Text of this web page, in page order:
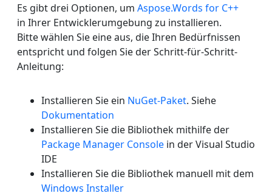
Es gibt drei Optionen, um Aspose.Words for C++
in Ihrer Entwicklerumgebung zu installieren.
Bitte wählen Sie eine aus, die Ihren Bedürfnissen
entspricht und folgen Sie der Schritt-für-Schritt-
Anleitung:
Installieren Sie ein NuGet-Paket. Siehe
Dokumentation
Installieren Sie die Bibliothek mithilfe der
Package Manager Console in der Visual Studio
IDE
Installieren Sie die Bibliothek manuell mit dem
Windows Installer